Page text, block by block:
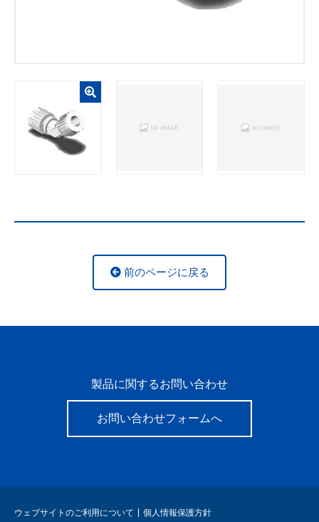
前のページに戻る
製品に関するお問い合わせ
お問い合わせフォームへ
ウェブサイトのご利用について 個人情報保護方針